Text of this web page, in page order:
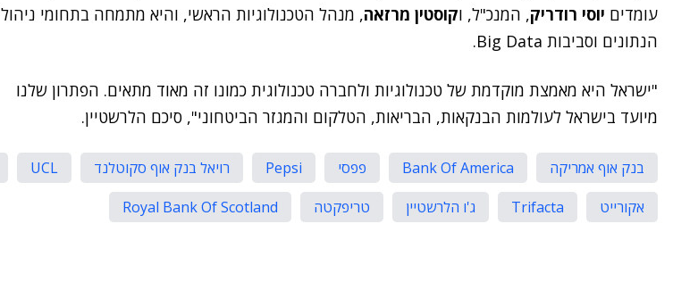
עומדים יוסי רודריק, המנכ"ל, וקוסטין מרזאה, מנהל הטכנולוגיות הראשי, והיא מתמחה בתחומי ניהול
הנתונים וסביבות Big Data.
"ישראל היא מאמצת מוקדמת של טכנולוגיות ולחברה טכנולוגית כמונו זה מאוד מתאים. הפתרון שלנו
מיועד בישראל לעולמות הבנקאות, הבריאות, הטלקום והמגזר הביטחוני", סיכם הלרשטיין.
בנק אוף אמריקה Bank Of America פפסי Pepsi רויאל בנק אוף סקוטלנד UCL
אקורייט
Trifacta ג'ו הלרשטיין טריפקטה Royal Bank Of Scotland